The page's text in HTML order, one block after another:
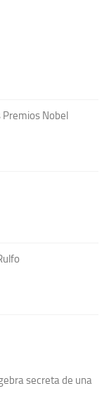
Nobel
secreta de una